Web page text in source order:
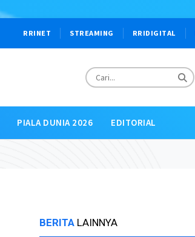
RRINET STREAMING RRIDIGITAL
PIALA DUNIA 2026 EDITORIAL
BERITA LAINNYA